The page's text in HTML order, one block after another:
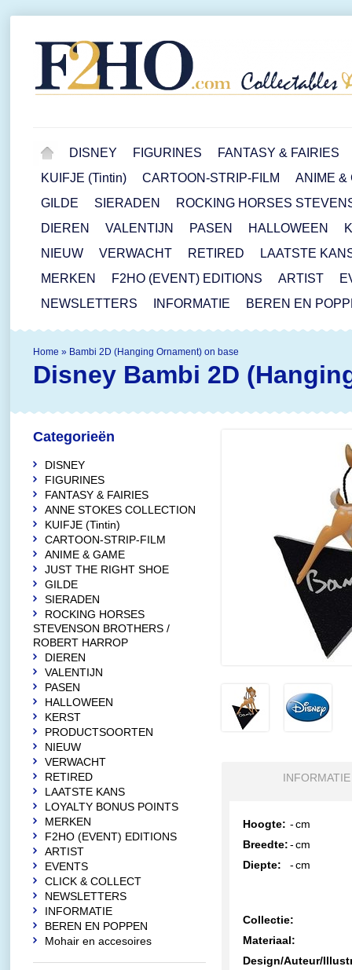
DISNEY FIGURINES
FANTASY & FAIRIES
KUIFJE (Tintin)
CARTOON-STRIP-FILM
ANIME &
GILDE
SIERADEN
ROCKING HORSES
DIEREN
VALENTIJN PASEN HALLOWEEN
NIEUW
VERWACHT RETIRED
LAATSTE
MERKEN
F2HO (EVENT) EDITIONS ARTIST
NEWSLETTERS
INFORMATIE BEREN EN
Home » Bambi 2D (Hanging Ornament) on base
Disney Bambi 2D
INFORMATIE
Hoogte: -cm
Breedte:-cm
Diepte:
-cm
Collectie:
Materiaal:
Design/Auteur/
Categorieën
DISNEY
FIGURINES
FANTASY & FAIRIES
ANNE STOKES COLLECTION
KUIFJE (Tintin)
CARTOON-STRIP-FILM
ANIME & GAME
JUST THE RIGHT SHOE
GILDE
SIERADEN
ROCKING HORSES
STEVENSON BROTHERS /
ROBERT HARROP
DIEREN
VALENTIJN
PASEN
HALLOWEEN
KERST
PRODUCTSOORTEN
NIEUW
VERWACHT
RETIRED
LAATSTE KANS
LOYALTY BONUS POINTS
MERKEN
F2HO (EVENT) EDITIONS
ARTIST
EVENTS
CLICK & COLLECT
NEWSLETTERS
INFORMATIE
BEREN EN POPPEN
Mohair en accesoires